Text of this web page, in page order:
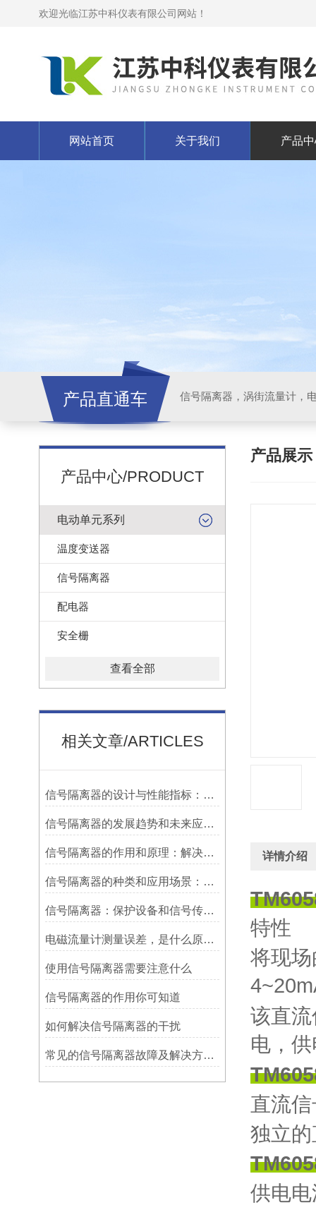
欢迎光临江苏中科仪表有限公司网站！
网站首页 关于我们 产品
产品直通车 信号隔离器，涡街流量计，
产品中心/PRODUCT
电动单元系列
温度变送器
信号隔离器
配电器
安全栅
查看全部
相关文章/ARTICLES
信号隔离器的设计与性能指标：确保稳定可靠的信号传输
信号隔离器的发展趋势和未来应用前景：适应新兴技术的发展需求
信号隔离器的作用和原理：解决信号干扰问题的有效手段
信号隔离器的种类和应用场景：满足不同需求的多样化选择
信号隔离器：保护设备和信号传输的关键工具
电磁流量计测量误差，是什么原因造成?
使用信号隔离器需要注意什么
信号隔离器的作用你可知道
如何解决信号隔离器的干扰
常见的信号隔离器故障及解决方案，你知道吗？
产品展示
详情介绍
特性
将现
该直
电，
直流
独立
供电